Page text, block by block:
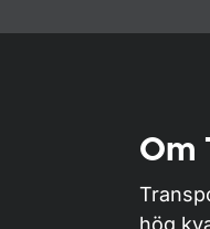
Om
hög